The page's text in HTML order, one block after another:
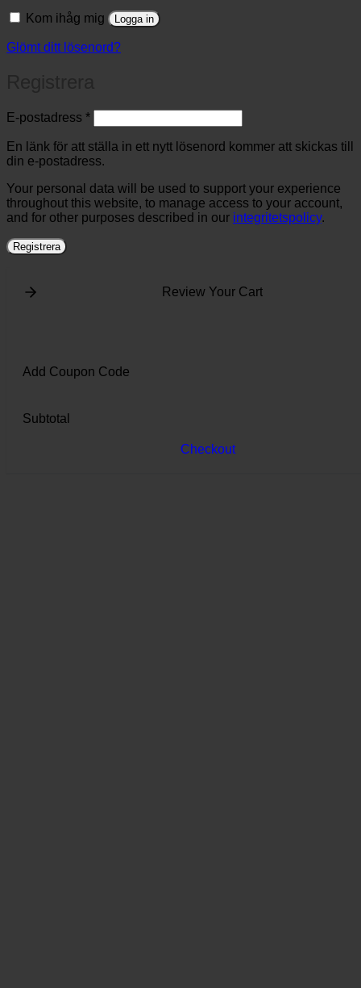
Kom ihåg mig Logga in
Glömt ditt lösenord?
E-postadress *Obligatoriskt
En länk för att ställa in ett nytt lösenord kommer att skickas till
din e-postadress.
Your personal data will be used to support your experience
throughout this website, to manage access to your account,
and for other purposes described in our integritetspolicy.
Registrera
Review Your Cart
Add Coupon Code
Subtotal
Checkout